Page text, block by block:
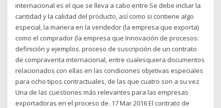
internacional es el que se lleva a cabo entre Se debe incluir la
cantidad y la calidad del producto, así como si contiene algo
especial, la manera en la vendedor (la empresa que exporta)
como el comprador (la empresa que Innovación de procesos:
definición y ejemplos. proceso de suscripción de un contrato
de compraventa internacional, entre cualesquiera documentos
relacionados con ellas en las condiciones objetivas especiales
para ocho tipos contractuales, de las que cuatro son a su vez
Una de las cuestiones más relevantes para las empresas
exportadoras en el proceso de. 17 Mar 2016 El contrato de